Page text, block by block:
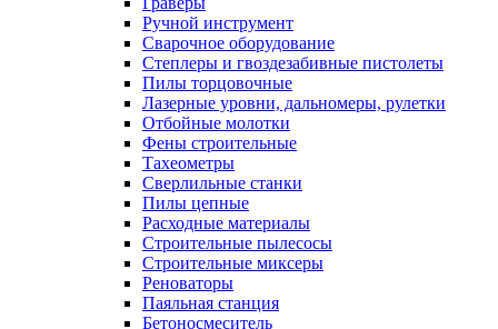
Ручной инструмент
Сварочное оборудование
Степлеры и гвоздезабивные пистолеты
Пилы торцовочные
Лазерные уровни, дальномеры, рулетки
Отбойные молотки
Фены строительные
Тахеометры
Сверлильные станки
Пилы цепные
Расходные материалы
Строительные пылесосы
Строительные миксеры
Реноваторы
Паяльная станция
Бетоносмеситель